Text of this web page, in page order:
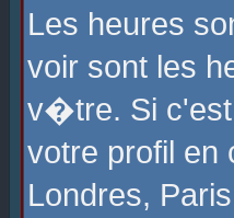
Les heures
voir sont les
v�tre. Si
votre profil en
Londres,